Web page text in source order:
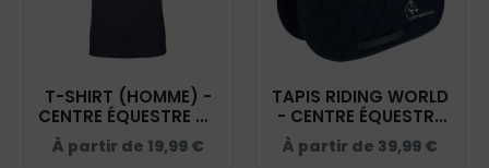
T-SHIRT (HOMME) -
CENTRE ÉQUESTRE DU
PARC - NAVY -
BC03T
À partir de 19,99 €
TAPIS RIDING WORLD
- CENTRE ÉQUESTRE
DU PARC - NAVY -
20453
À partir de 39,99 €